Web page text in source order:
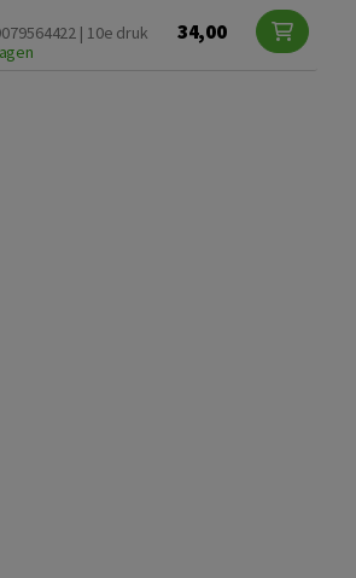
| 10e druk
34,00